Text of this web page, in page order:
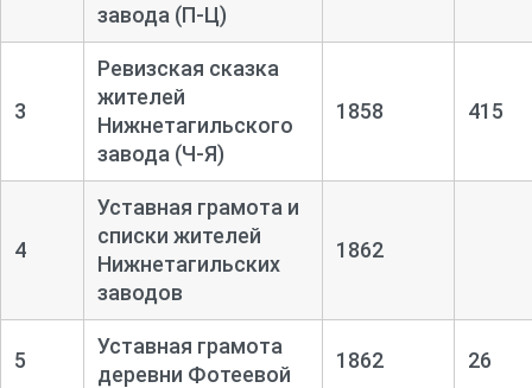
завода (П-Ц)
3
Ревизская сказка
жителей
Нижнетагильского
завода (Ч-Я)
1858 415
4
Уставная грамота и
списки жителей
Нижнетагильских
заводов
1862
5
Уставная грамота
деревни Фотеевой
1862 26